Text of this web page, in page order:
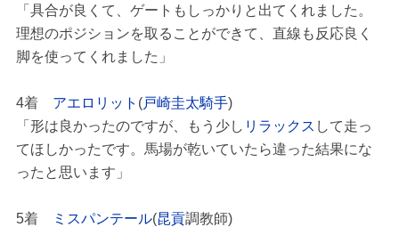
「具合が良くて、ゲートもしっかりと出てくれました。
理想のポジションを取ることができて、直線も反応良く
脚を使ってくれました」
4着 アエロリット (戸崎圭太騎手)
「形は良かったのですが、もう少し リラックス して走っ
てほしかったです。馬場が乾いていたら違った結果にな
ったと思います」
5着 ミスパンテール(昆貢調教師)